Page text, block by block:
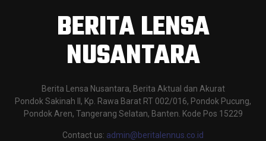
BERITA LENSA
NUSANTARA
Berita Lensa Nusantara, Berita Aktual dan Akurat
Pondok Sakinah II, Kp. Rawa Barat RT 002/016, Pondok Pucung,
Pondok Aren, Tangerang Selatan, Banten. Kode Pos 15229
Contact us: admin@beritalennus.co.id